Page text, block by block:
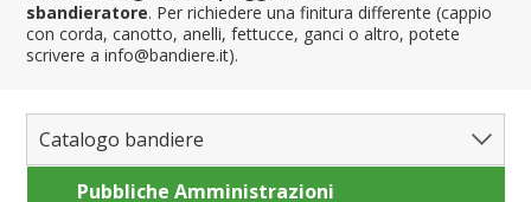
sbandieratore. Per richiedere una finitura differente (cappio
con corda, canotto, anelli, fettucce, ganci o altro, potete
scrivere a info@bandiere.it).
Catalogo bandiere
Bandiere del Mondo
Pubbliche Amministrazioni